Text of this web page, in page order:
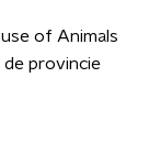
of Animals
de provincie